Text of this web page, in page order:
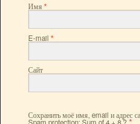
Имя *
E-mail *
Сайт
Сохранить моё имя, email и адрес